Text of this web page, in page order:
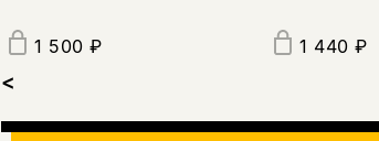
1 500 ₽ 1 440 ₽
<